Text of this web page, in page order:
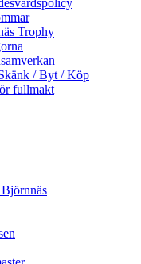
Trophy
/ Byt / Köp
fullmakt